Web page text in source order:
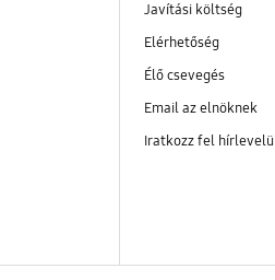
Javítási költség
Elérhetőség
Élő csevegés
Email az elnöknek
Iratkozz fel